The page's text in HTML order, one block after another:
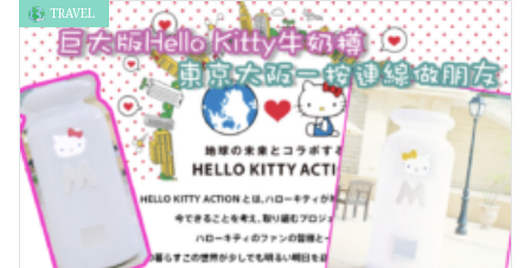
斷絕上網專心吃雞！KFC推出最貴露營帳篷
TRAVEL